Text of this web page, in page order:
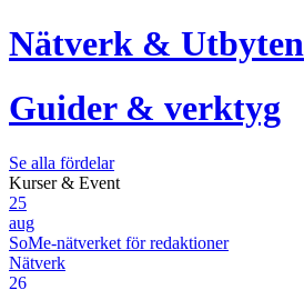
Nätverk & Utbyten
Guider & verktyg
Se alla fördelar
Kurser & Event
25
aug
SoMe-nätverket för redaktioner
Nätverk
26